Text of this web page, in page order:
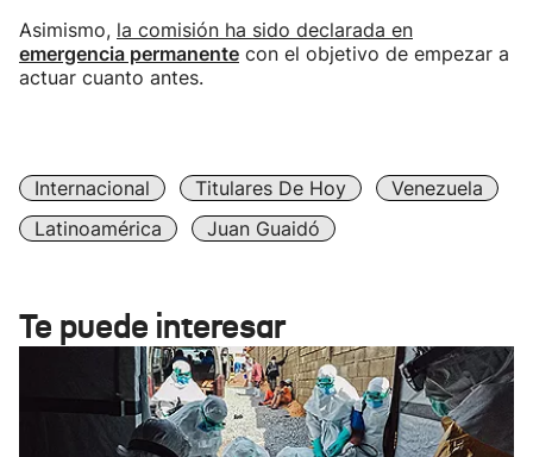
Asimismo, la comisión ha sido declarada en
emergencia permanente con el objetivo de empezar a
actuar cuanto antes.
Internacional Titulares De Hoy
Venezuela
Latinoamérica
Juan Guaidó
Te puede interesar